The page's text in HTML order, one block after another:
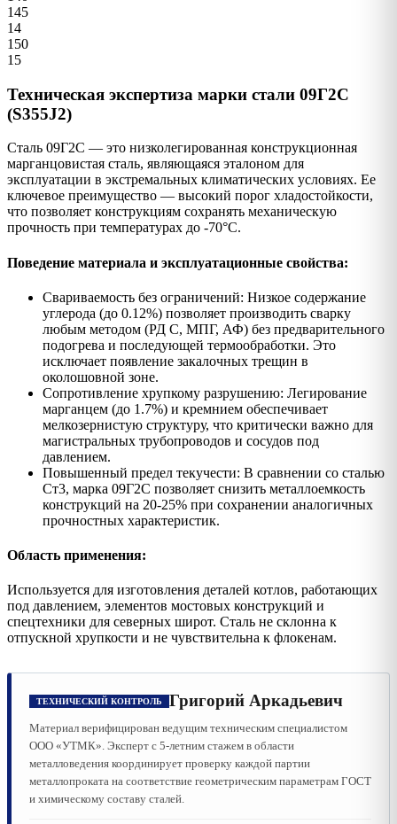
145
14
150
15
Техническая экспертиза марки стали 09Г2С
(S355J2)
Сталь 09Г2С — это низколегированная конструкционная
марганцовистая сталь, являющаяся эталоном для
эксплуатации в экстремальных климатических условиях. Ее
ключевое преимущество — высокий порог хладостойкости,
что позволяет конструкциям сохранять механическую
прочность при температурах до -70°C.
Поведение материала и эксплуатационные свойства:
Свариваемость без ограничений: Низкое содержание
углерода (до 0.12%) позволяет производить сварку
любым методом (РД С, МПГ, АФ) без предварительного
подогрева и последующей термообработки. Это
исключает появление закалочных трещин в
околошовной зоне.
Сопротивление хрупкому разрушению: Легирование
марганцем (до 1.7%) и кремнием обеспечивает
мелкозернистую структуру, что критически важно для
магистральных трубопроводов и сосудов под
давлением.
Повышенный предел текучести: В сравнении со сталью
Ст3, марка 09Г2С позволяет снизить металлоемкость
конструкций на 20-25% при сохранении аналогичных
прочностных характеристик.
Область применения:
Используется для изготовления деталей котлов, работающих
под давлением, элементов мостовых конструкций и
спецтехники для северных широт. Сталь не склонна к
отпускной хрупкости и не чувствительна к флокенам.
ТЕХНИЧЕСКИЙ КОНТРОЛЬ Григорий Аркадьевич
Материал верифицирован ведущим техническим специалистом
ООО «УТМК». Эксперт с 5-летним стажем в области
металловедения координирует проверку каждой партии
металлопроката на соответствие геометрическим параметрам ГОСТ
и химическому составу сталей.